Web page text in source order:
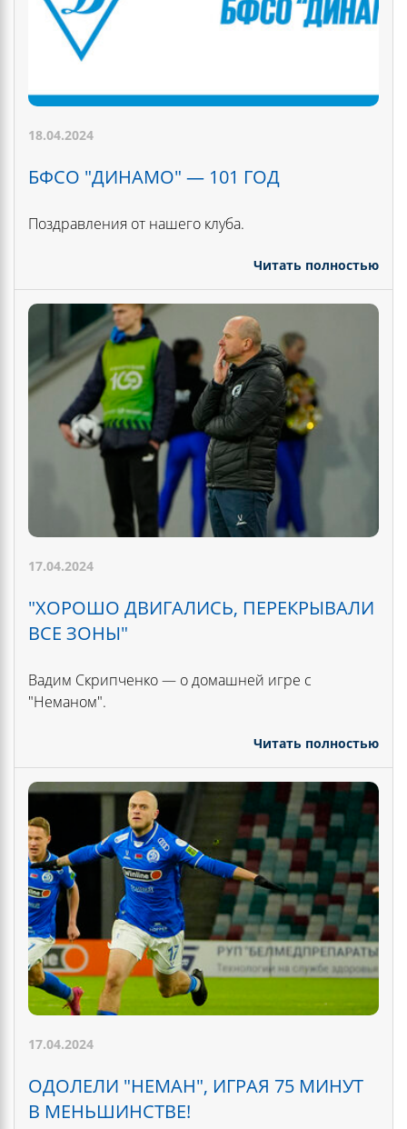
18.04.2024
БФСО "ДИНАМО" — 101 ГОД
Поздравления от нашего клуба.
Читать полностью
17.04.2024
"ХОРОШО ДВИГАЛИСЬ, ПЕРЕКРЫВАЛИ
ВСЕ ЗОНЫ"
Вадим Скрипченко — о домашней игре с
"Неманом".
Читать полностью
17.04.2024
ОДОЛЕЛИ "НЕМАН", ИГРАЯ 75 МИНУТ
В МЕНЬШИНСТВЕ!